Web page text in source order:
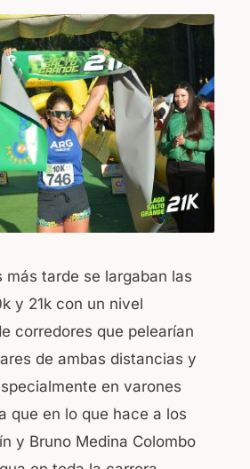
tarde se largaban las
y 21k con un nivel
corredores que pelearían
de ambas distancias y
en varones
que en lo que hace a los
y Bruno Medina Colombo